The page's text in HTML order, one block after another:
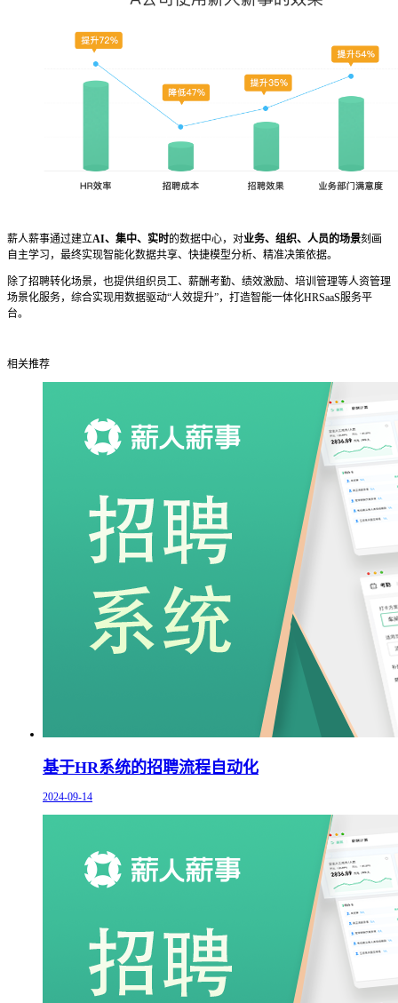
薪人薪事通过建立AI、集中、实时的数据中心，对业务、组织、人员的场景刻画
自主学习，最终实现智能化数据共享、快捷模型分析、精准决策依据。
除了招聘转化场景，也提供组织员工、薪酬考勤、绩效激励、培训管理等人资管理
场景化服务，综合实现用数据驱动“人效提升”，打造智能一体化HRSaaS服务平
台。
相关推荐
基于HR系统的招聘流程自动化
2024-09-14